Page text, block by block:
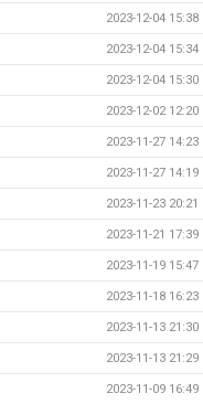
2023-12-04 15:38
2023-12-04 15:34
2023-12-04 15:30
2023-12-02 12:20
2023-11-27 14:23
2023-11-27 14:19
2023-11-23 20:21
2023-11-21 17:39
2023-11-19 15:47
2023-11-18 16:23
2023-11-13 21:30
2023-11-13 21:29
2023-11-09 16:49